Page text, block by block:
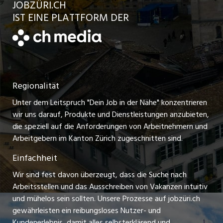
Jobs in der Stadt Uster
Jobs in der Stadt Horgen
Festanstellungen
Temporäre Jobs
Freelance Jobs
Praktikum-Jobs
Lehrstellen
Ferienjobs
Führungspositionen
Arbeitgeber
Schnittstelle
AGB
Datenschutzerklärung
Nutzungsbedingungen
Impressum
Stellenmeldepflicht
jobbern.ch
jobmittelland.ch
zentraljob.ch
myjob.ch
schaffu.ch (VS)
ajourjob.ch
limmattalerzeitung.ch
radio24.ch
JOBZÜRI.CH
IST EINE PLATTFORM DER
Regionalität
Unter dem Leitspruch "Dein Job in der Nähe" konzentrieren
wir uns darauf, Produkte und Dienstleistungen anzubieten,
die speziell auf die Anforderungen von Arbeitnehmern und
Arbeitgebern im Kanton Zürich zugeschnitten sind.
Einfachheit
Wir sind fest davon überzeugt, dass die Suche nach
Arbeitsstellen und das Ausschreiben von Vakanzen intuitiv
und mühelos sein sollten. Unsere Prozesse auf jobzüri.ch
gewährleisten ein reibungsloses Nutzer- und